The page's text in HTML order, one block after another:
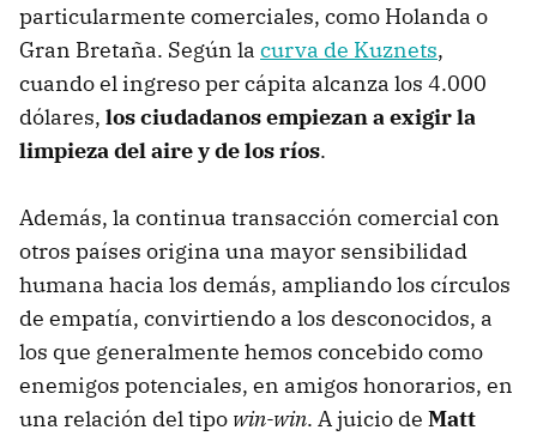
particularmente comerciales, como Holanda o
Gran Bretaña. Según la curva de Kuznets,
cuando el ingreso per cápita alcanza los 4.000
dólares, los ciudadanos empiezan a exigir la
limpieza del aire y de los ríos.
Además, la continua transacción comercial con
otros países origina una mayor sensibilidad
humana hacia los demás, ampliando los círculos
de empatía, convirtiendo a los desconocidos, a
los que generalmente hemos concebido como
enemigos potenciales, en amigos honorarios, en
una relación del tipo win-win. A juicio de Matt